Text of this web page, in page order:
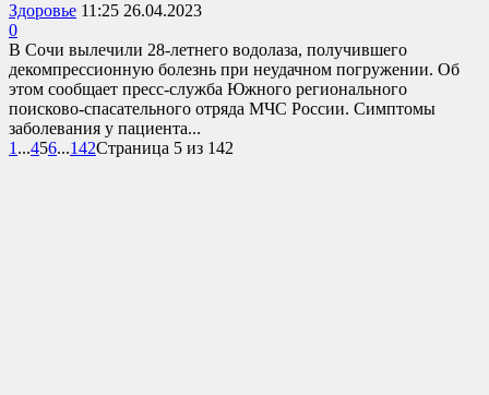
Здоровье 11:25 26.04.2023
0
В Сочи вылечили 28-летнего водолаза, получившего
декомпрессионную болезнь при неудачном погружении. Об
этом сообщает пресс-служба Южного регионального
поисково-спасательного отряда МЧС России. Симптомы
заболевания у пациента...
1 ...456...142Страница 5 из 142